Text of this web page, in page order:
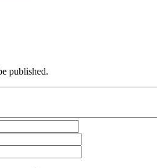
published.